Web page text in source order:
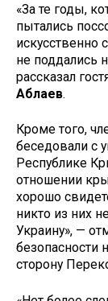
«За те годы,
пытались
не поддались
рассказал
Аблаев.
Кроме того,
беседовали с
Рес­публике
отношении
хоро­шо
никто из них
Украину», —
безопасности
сторону